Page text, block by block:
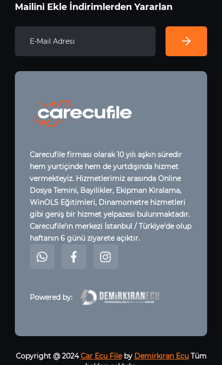
Mailini Ekle İndirimlerden Yararlan
Carecufile firması olarak 10 yılı aşkın süredir
hem yurtiçinde hem de yurtdışında hizmet
vermekteyiz. Hizmetlerimiz arasında Online
Dosya Temini, Bayilikler, Ekipman Kiralama,
WinOLS Eğitimleri, Dinamometre hizmetleri
gibi geniş bir hizmet yelpazesi bulunmaktadır.
Carecufile'ın merkezi İstanbul / Türkiye'de olup
haftanın 6 günü ziyarete açıktır.
Powered by:
Copyright @ 2024Car Ecu Fileby Demirkıran EcuTüm